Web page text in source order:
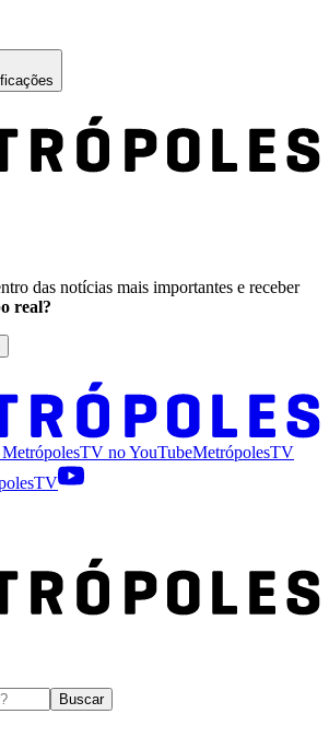
das notícias mais importantes e receber
real?
MetrópolesTV noYouTubeMetrópolesTV
Buscar